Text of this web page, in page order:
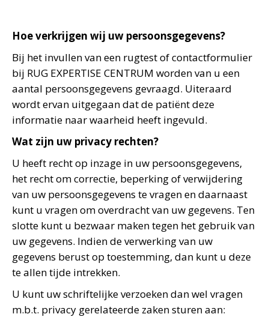
Hoe verkrijgen wij uw persoonsgegevens?
Bij het invullen van een rugtest of contactformulier
bij RUG EXPERTISE CENTRUM worden van u een
aantal persoonsgegevens gevraagd. Uiteraard
wordt ervan uitgegaan dat de patiënt deze
informatie naar waarheid heeft ingevuld.
Wat zijn uw privacy rechten?
U heeft recht op inzage in uw persoonsgegevens,
het recht om correctie, beperking of verwijdering
van uw persoonsgegevens te vragen en daarnaast
kunt u vragen om overdracht van uw gegevens. Ten
slotte kunt u bezwaar maken tegen het gebruik van
uw gegevens. Indien de verwerking van uw
gegevens berust op toestemming, dan kunt u deze
te allen tijde intrekken.
U kunt uw schriftelijke verzoeken dan wel vragen
m.b.t. privacy gerelateerde zaken sturen aan: